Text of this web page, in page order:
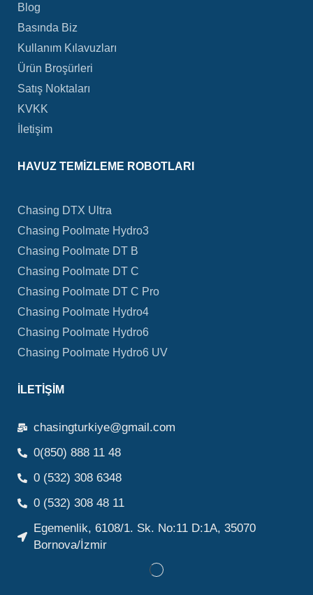
Blog
Basında Biz
Kullanım Kılavuzları
Ürün Broşürleri
Satış Noktaları
KVKK
İletişim
HAVUZ TEMIZLEME ROBOTLARI
Chasing DTX Ultra
Chasing Poolmate Hydro3
Chasing Poolmate DT B
Chasing Poolmate DT C
Chasing Poolmate DT C Pro
Chasing Poolmate Hydro4
Chasing Poolmate Hydro6
Chasing Poolmate Hydro6 UV
İLETIŞIM
chasingturkiye@gmail.com
0(850) 888 11 48
0 (532) 308 6348
0 (532) 308 48 11
Egemenlik, 6108/1. Sk. No:11 D:1A, 35070
Bornova/İzmir